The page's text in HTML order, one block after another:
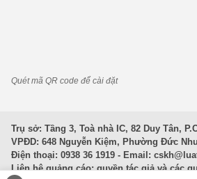
Quét mã QR code để cài đặt
Trụ sở: Tầng 3, Toà nhà IC, 82 Duy Tân,
VPĐD: 648 Nguyễn Kiệm, Phường Đức
Điện thoại: 0938 36 1919 - Email:
Liên hệ quảng cáo; quyền tác giả và các